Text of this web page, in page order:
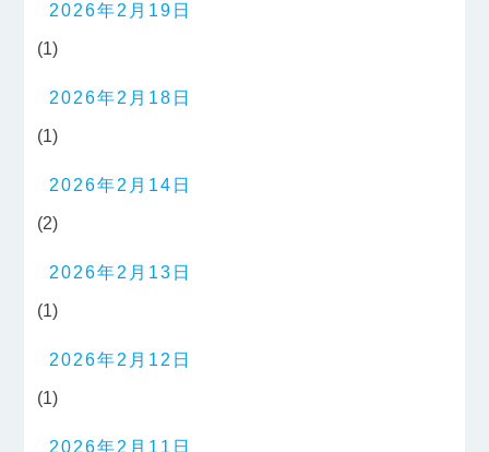
2026年2月19日
(1)
2026年2月18日
(1)
2026年2月14日
(2)
2026年2月13日
(1)
2026年2月12日
(1)
2026年2月11日